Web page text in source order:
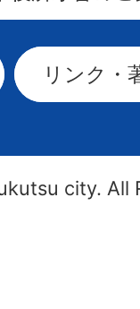
リンク・
city. All